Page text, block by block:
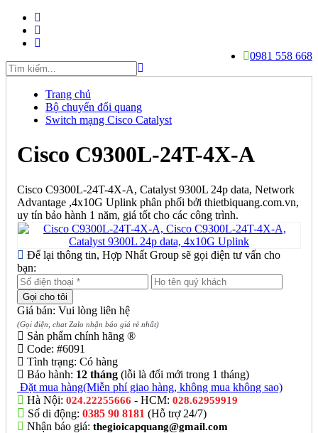
0981 558 668
Trang chủ
Bộ chuyển đổi quang
Switch mạng Cisco Catalyst
Cisco C9300L-24T-4X-A
Cisco C9300L-24T-4X-A, Catalyst 9300L 24p data, Network
Advantage ,4x10G Uplink phân phối bởi thietbiquang.com.vn,
uy tín bảo hành 1 năm, giá tốt cho các công trình.
Để lại thông tin, Hợp Nhất Group sẽ gọi điện tư vấn cho
bạn:
Giá bán: Vui lòng liên hệ
(Gọi điện, chat Zalo nhận báo giá rẻ nhất)
Sản phẩm chính hãng ®
Code: #6091
Tình trạng: Có hàng
Bảo hành: 12 tháng (lỗi là đổi mới trong 1 tháng)
Đặt mua hàng(Miễn phí giao hàng, không mua không sao)
Hà Nội: 024.22255666 - HCM: 028.62959919
Số di động: 0385 90 8181 (Hỗ trợ 24/7)
Nhận báo giá: thegioicapquang@gmail.com